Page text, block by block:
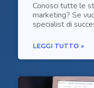
Conosci tutte le
marketing? Se
specialist di
LEGGI TUTTO »